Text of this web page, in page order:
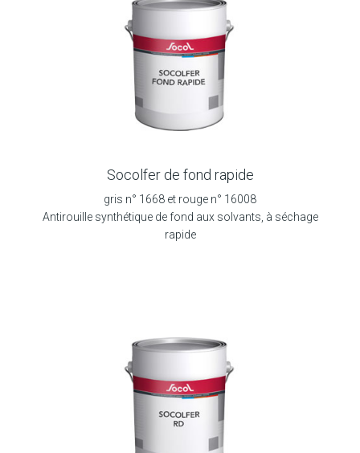
Socolfer de fond rapide
gris n° 1668 et rouge n° 16008
Antirouille synthétique de fond aux solvants, à séchage
rapide